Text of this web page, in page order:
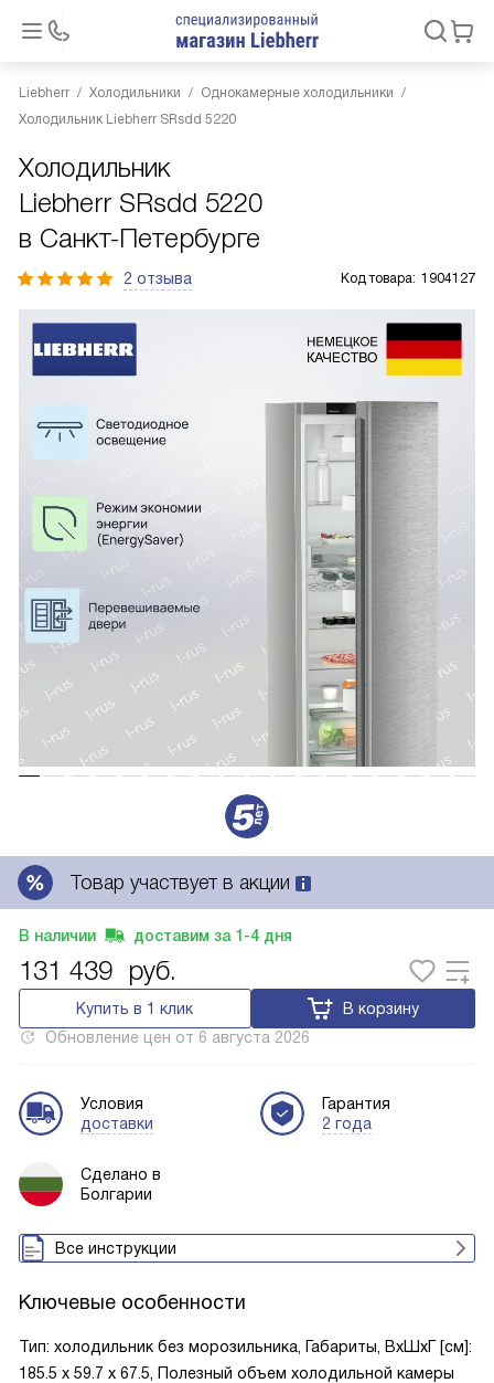
Liebherr Холодильники
Однокамерные холодильники
Холодильник Liebherr SRsdd 5220
Холодильник
Liebherr SRsdd 5220
в Санкт-Петербурге
2 отзыва Код товара: 1904127
Товар участвует в акции
В наличии доставим за 1-4 дня
131 439 руб.
Купить в 1 клик
В корзину
Обновление цен от 6 августа 2026
Условия
доставки
Гарантия
2 года
Сделано в
Болгарии
Все инструкции
Ключевые особенности
Тип: холодильник без морозильника, Габариты, ВxШxГ [см]:
185.5 х 59.7 х 67.5, Полезный объем холодильной камеры